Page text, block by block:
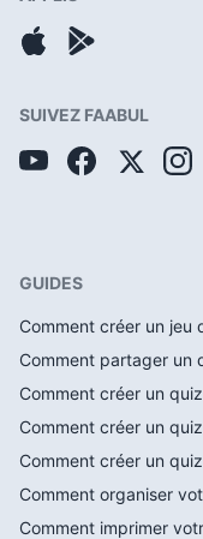
SUIVEZ FAABUL
GUIDES
Comment créer un jeu
Comment partager un
Comment créer un
Comment créer un
Comment créer un
Comment organiser
Comment imprimer